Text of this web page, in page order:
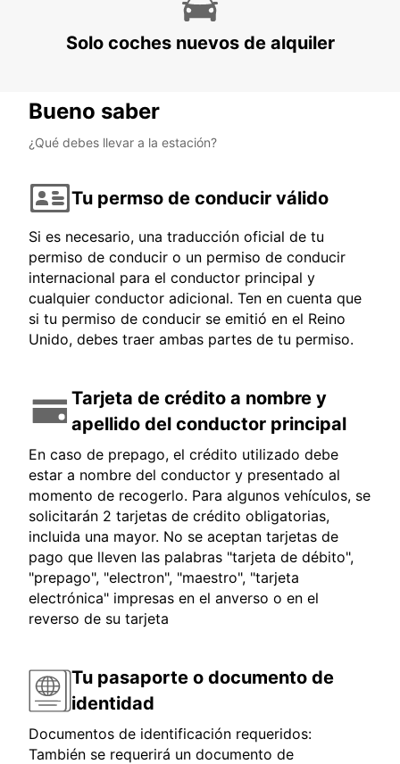
Solo coches nuevos de alquiler
Bueno saber
¿Qué debes llevar a la estación?
Tu permso de conducir válido
Si es necesario, una traducción oficial de tu
permiso de conducir o un permiso de conducir
internacional para el conductor principal y
cualquier conductor adicional. Ten en cuenta que
si tu permiso de conducir se emitió en el Reino
Unido, debes traer ambas partes de tu permiso.
Tarjeta de crédito a nombre y
apellido del conductor principal
En caso de prepago, el crédito utilizado debe
estar a nombre del conductor y presentado al
momento de recogerlo. Para algunos vehículos, se
solicitarán 2 tarjetas de crédito obligatorias,
incluida una mayor. No se aceptan tarjetas de
pago que lleven las palabras "tarjeta de débito",
"prepago", "electron", "maestro", "tarjeta
electrónica" impresas en el anverso o en el
reverso de su tarjeta
Tu pasaporte o documento de
identidad
Documentos de identificación requeridos:
También se requerirá un documento de